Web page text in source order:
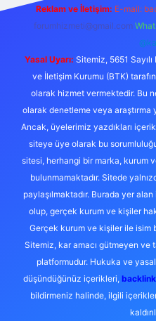
Reklam ve İletişim: E-mail:
forumhizmeti@gmail.com
Yasal Uyarı: Sitemiz, 5651
ve İletişim Kurumu (BTK)
olarak hizmet vermektedir. Bu
olarak denetleme veya araştırma
Ancak, üyelerimiz yazdıkları
siteye üye olarak bu
sitesi, herhangi bir marka, kurum
bulunmamaktadır. Sitede
paylaşılmaktadır. Burada yer
olup, gerçek kurum ve kişiler
Gerçek kurum ve kişiler ile isim
Sitemiz, kar amacı gütmeyen ve
platformudur. Hukuka ve
düşündüğünüz içerikleri,
bildirmeniz halinde, ilgili